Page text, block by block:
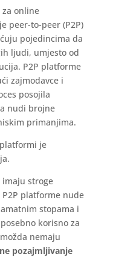
online
peer-to-peer (P2P)
pojedincima da
ljudi, umjesto od
P2P platforme
zajmodavce i
posojila
nudi brojne
primanjima.
je
imaju stroge
platforme nude
stopama i
korisno za
nemaju
pozajmljivanje